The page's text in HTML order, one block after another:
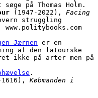
på Thomas Holm.
(1947-2022), Facing
struggling
Jærnen er en
af den latourske
ikke på arter men på
.
1616), Købmanden i